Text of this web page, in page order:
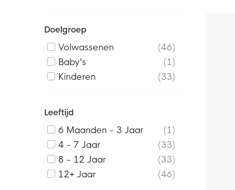
Doelgroep
Volwassenen
46
Baby's
1
Kinderen
33
Leeftijd
6 Maanden - 3 Jaar
1
4 - 7 Jaar
33
8 - 12 Jaar
33
12+ Jaar
46